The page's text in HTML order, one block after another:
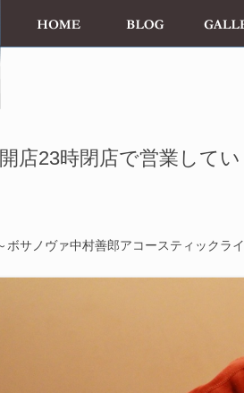
店23時閉店で営業してい
ボサノヴァ中村善郎アコースティックラ